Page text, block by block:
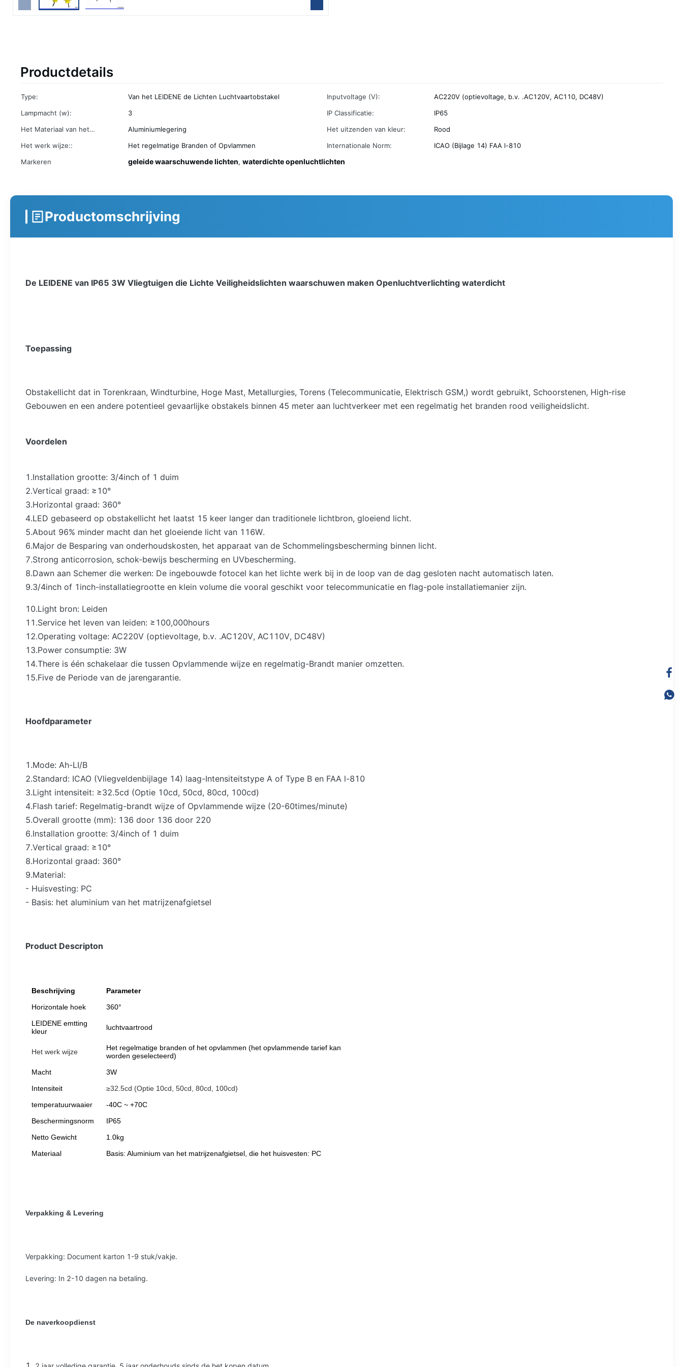
Productdetails
Type: Van het LEIDENE de Lichten Luchtvaartobstakel Inputvoltage (V):
AC220V (optievoltage, b.v. .AC120V, AC110, DC48V)
Lampmacht (w):
3 IP Classificatie:
IP65
Het Materiaal van het
lamplichaam:
Aluminiumlegering Het uitzenden van kleur:
Rood
Het werk wijze::
Het regelmatige Branden of Opvlammen Internationale Norm:
ICAO (Bijlage 14) FAA l-810
Markeren
geleide waarschuwende lichten, waterdichte openluchtlichten
Productomschrijving
De LEIDENE van IP65 3W Vliegtuigen die Lichte Veiligheidslichten waarschuwen maken Openluchtverlichting waterdicht
Toepassing
Obstakellicht dat in Torenkraan, Windturbine, Hoge Mast, Metallurgies, Torens (Telecommunicatie, Elektrisch GSM,) wordt gebruikt, Schoorstenen, High-rise
Gebouwen en een andere potentieel gevaarlijke obstakels binnen 45 meter aan luchtverkeer met een regelmatig het branden rood veiligheidslicht.
Voordelen
1.Installation grootte: 3/4inch of 1 duim
2.Vertical graad: ≥10°
3.Horizontal graad: 360°
4.LED gebaseerd op obstakellicht het laatst 15 keer langer dan traditionele lichtbron, gloeiend licht.
5.About 96% minder macht dan het gloeiende licht van 116W.
6.Major de Besparing van onderhoudskosten, het apparaat van de Schommelingsbescherming binnen licht.
7.Strong anticorrosion, schok-bewijs bescherming en UVbescherming.
8.Dawn aan Schemer die werken: De ingebouwde fotocel kan het lichte werk bij in de loop van de dag gesloten nacht automatisch laten.
9.3/4inch of 1inch-installatiegrootte en klein volume die vooral geschikt voor telecommunicatie en flag-pole installatiemanier zijn.
10.Light bron: Leiden
11.Service het leven van leiden: ≥100,000hours
12.Operating voltage: AC220V (optievoltage, b.v. .AC120V, AC110V, DC48V)
13.Power consumptie: 3W
14.There is één schakelaar die tussen Opvlammende wijze en regelmatig-Brandt manier omzetten.
15.Five de Periode van de jarengarantie.
Hoofdparameter
1.Mode: Ah-LI/B
2.Standard: ICAO (Vliegveldenbijlage 14) laag-Intensiteitstype A of Type B en FAA l-810
3.Light intensiteit: ≥32.5cd (Optie 10cd, 50cd, 80cd, 100cd)
4.Flash tarief: Regelmatig-brandt wijze of Opvlammende wijze (20-60times/minute)
5.Overall grootte (mm): 136 door 136 door 220
6.Installation grootte: 3/4inch of 1 duim
7.Vertical graad: ≥10°
8.Horizontal graad: 360°
9.Material:
- Huisvesting: PC
- Basis: het aluminium van het matrijzenafgietsel
Product Descripton
Beschrijving
Parameter
Horizontale hoek
360°
LEIDENE emtting
kleur
luchtvaartrood
Het werk wijze
Het regelmatige branden of het opvlammen (het opvlammende tarief kan
worden geselecteerd)
Macht
3W
Intensiteit
≥32.5cd (Optie 10cd, 50cd, 80cd, 100cd)
temperatuurwaaier
-40C ~ +70C
Beschermingsnorm
IP65
Netto Gewicht
1.0kg
Materiaal
Basis: Aluminium van het matrijzenafgietsel, die het huisvesten: PC
Verpakking & Levering
Verpakking: Document karton 1-9 stuk/vakje.
Levering: In 2-10 dagen na betaling.
De naverkoopdienst